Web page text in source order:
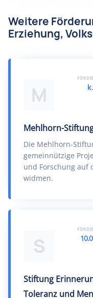
Weitere
Erziehung,
M
Mehlhorn-
Die Mehlhorn-
gemeinnützige
und Forschung auf
widmen.
S
Stiftung
Toleranz und